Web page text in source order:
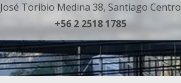
José Toribio Medina 38, Santiago Centro
+56 2 2518 1785